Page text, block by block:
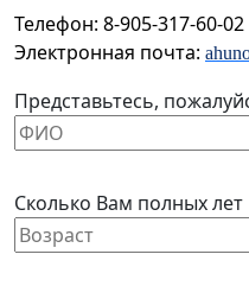
Телефон: 8-905-317-60-02
Электронная почта:
Представьтесь,
Сколько Вам полных лет